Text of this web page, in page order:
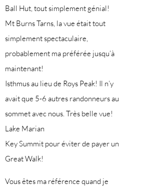
Ball Hut, tout simplement génial!
Mt Burns Tarns, la vue était tout
simplement spectaculaire,
probablement ma préférée jusqu’à
maintenant!
Isthmus au lieu de Roys Peak! Il n’y
avait que 5-6 autres randonneurs au
sommet avec nous. Très belle vue!
Lake Marian
Key Summit pour éviter de payer un
Great Walk!
Vous êtes ma référence quand je